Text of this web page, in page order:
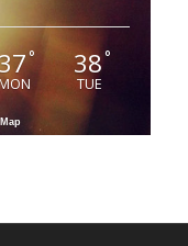
°
MON
38°
TUE